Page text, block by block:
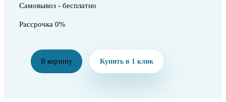
Самовывоз - бесплатно
Рассрочка 0%
В корзину Купить в 1 клик